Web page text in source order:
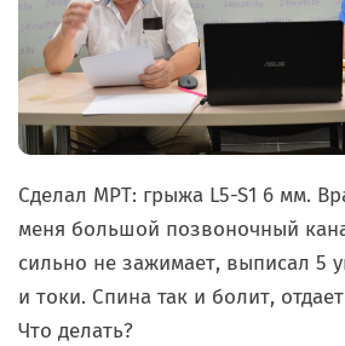
Сделал МРТ: грыжа L5-S1 6 мм.
меня большой позвоночный
сильно не зажимает, выписал 5
и токи. Спина так и болит,
Что делать?